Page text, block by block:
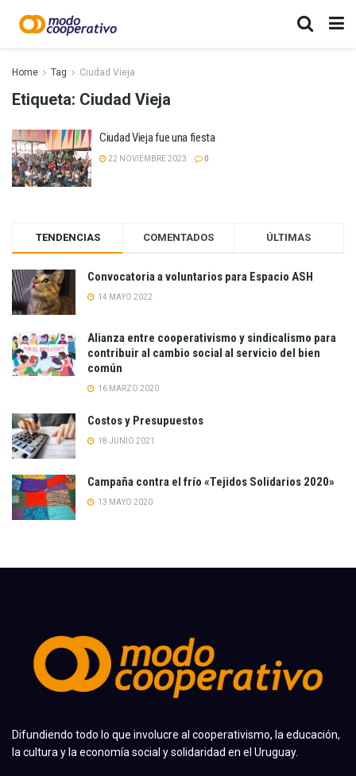
Home Tag Ciudad Vieja
Etiqueta: Ciudad Vieja
Ciudad Vieja fue una fiesta
22 NOVIEMBRE 2023 0
TENDENCIAS COMENTADOS ÚLTIMAS
Convocatoria a voluntarios para Espacio ASH
14 MAYO 2022
Alianza entre cooperativismo y sindicalismo para
contribuir al cambio social al servicio del bien
común
16 MARZO 2020
Costos y Presupuestos
18 JUNIO 2021
Campaña contra el frío «Tejidos Solidarios 2020»
13 MAYO 2020
Difundiendo todo lo que involucre al cooperativismo, la educación,
la cultura y la economía social y solidaridad en el Uruguay.